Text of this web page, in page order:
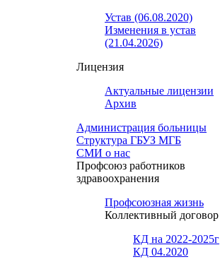
Устав (06.08.2020)
Изменения в устав
(21.04.2026)
Лицензия
Актуальные лицензии
Архив
Администрация больницы
Структура ГБУЗ МГБ
СМИ о нас
Профсоюз работников
здравоохранения
Профсоюзная жизнь
Коллективный договор
КД на 2022-2025г
КД 04.2020